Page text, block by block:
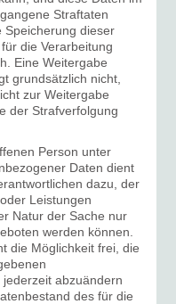
Straftaten
Speicherung dieser
die Verarbeitung
Eine Weitergabe
grundsätzlich nicht,
zur Weitergabe
der Strafverfolgung
Person unter
Daten dient
dazu, der
Leistungen
Natur der Sache nur
werden können.
die Möglichkeit frei, die
abzuändern
des für die